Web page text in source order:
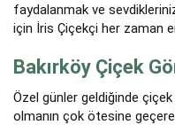
faydalanmak ve
için İris Çiçekçi her zaman
Bakırköy Çiçek
Özel günler geldiğinde
olmanın çok ötesine